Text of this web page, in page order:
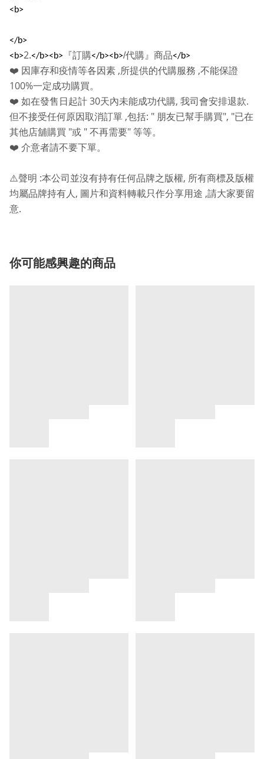
<b>
</b>
<b>2.</b><b> 『訂購</b><b>/代購』商品</b>
❤️ 因庫存和疫情等各因素 ,所提供的代購服務 ,不能保證
100%一定成功購買。
❤️ 如在發售日起計 30天內未能成功代購, 我司會安排退款.
但不接受任何原因取消訂單 ,包括: " 朋友已幫手購買", "已在
其他店舖購買 "或 " 不再需要" 等等。
❤️ 介意者請不要下單。
⚠️聲明 :本公司並沒有持有任何品牌之版權, 所有商標及版權
均屬品牌持有人 , 圖片和資料轉載只作分享用途 ,請大家要留
意.
你可能感興趣的商品